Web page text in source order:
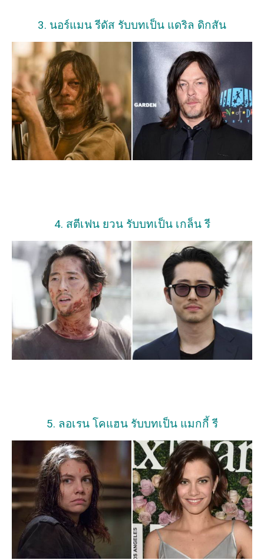
3. นอร์แมน รีดัส รับบทเป็น แดริล ดิกสัน
4. สตีเฟน ยวน รับบทเป็น เกล็น รี
5. ลอเรน โคแฮน รับบทเป็น แมกกี้ รี